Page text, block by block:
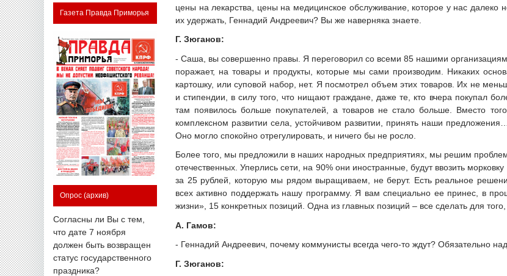
Газета Правда Приморья
Опрос (архив)
Согласны ли Вы с тем,
что дате 7 ноября
должен быть возвращен
статус государственного
праздника?
цены на лекарства, цены на медицинское обслуживание, которое у нас далеко
их удержать, Геннадий Андреевич? Вы же наверняка знаете.
Г. Зюганов:
- Саша, вы совершенно правы. Я переговорил со всеми 85 нашими
поражает, на товары и продукты, которые мы сами производим. Никаких
картошку, или суповой набор, нет. Я посмотрел объем этих товаров. Их не
и стипендии, в силу того, что нищают граждане, даже те, кто вчера покупал
там появилось больше покупателей, а товаров не стало больше. Вместо
комплексном развитии села, устойчивом развитии, принять наши
Оно могло спокойно отрегулировать, и ничего бы не росло.
Более того, мы предложили в наших народных предприятиях, мы решим
отечественных. Уперлись сети, на 90% они иностранные, будут ввозить
за 25 рублей, которую мы рядом выращиваем, не берут. Есть реальное
всех активно поддержать нашу программу. Я вам специально ее принес, в
жизни», 15 конкретных позиций. Одна из главных позиций – все сделать для
А. Гамов:
- Геннадий Андреевич, почему коммунисты всегда чего-то ждут? Обязательно
Г. Зюганов: